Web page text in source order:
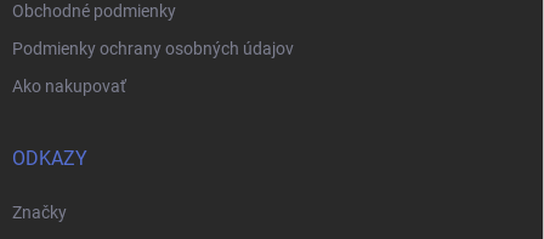
Obchodné podmienky
Podmienky ochrany osobných údajov
Ako nakupovať
ODKAZY
Značky